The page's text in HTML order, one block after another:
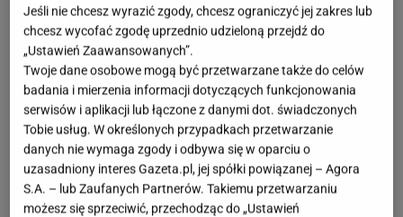
Jeśli nie chcesz wyrazić zgody, chcesz ograniczyć jej zakres lub
chcesz wycofać zgodę uprzednio udzieloną przejdź do
„Ustawień Zaawansowanych”.
Twoje dane osobowe mogą być przetwarzane także do celów
badania i mierzenia informacji dotyczących funkcjonowania
serwisów i aplikacji lub łączone z danymi dot. świadczonych
Tobie usług. W określonych przypadkach przetwarzanie
danych nie wymaga zgody i odbywa się w oparciu o
uzasadniony interes Gazeta.pl, jej spółki powiązanej – Agora
S.A. – lub Zaufanych Partnerów. Takiemu przetwarzaniu
możesz się sprzeciwić, przechodząc do „Ustawień